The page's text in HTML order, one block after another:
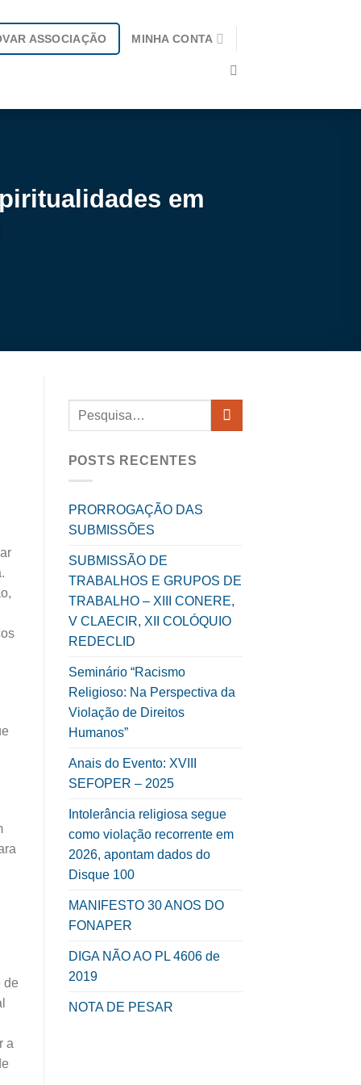
ASSOCIAÇÃO MINHA CONTA
em
de
a
POSTS RECENTES
PRORROGAÇÃO DAS
SUBMISSÕES
SUBMISSÃO DE
TRABALHOS E GRUPOS DE
TRABALHO – XIII CONERE,
V CLAECIR, XII COLÓQUIO
REDECLID
Seminário “Racismo
Religioso: Na Perspectiva da
Violação de Direitos
Humanos”
Anais do Evento: XVIII
SEFOPER – 2025
Intolerância religiosa segue
como violação recorrente em
2026, apontam dados do
Disque 100
MANIFESTO 30 ANOS DO
FONAPER
DIGA NÃO AO PL 4606 de
2019
NOTA DE PESAR